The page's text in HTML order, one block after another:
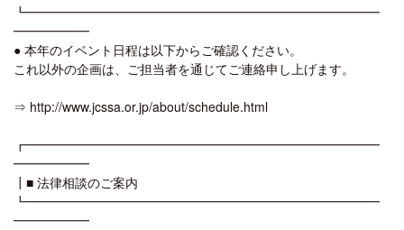
┗━━━━━━━━━━━━━━━━━━━━━━━━━━━━
━━━━━━
● 本年のイベント日程は以下からご確認ください。
これ以外の企画は、ご担当者を通じてご連絡申し上げます。
⇒ http://www.jcssa.or.jp/about/schedule.html
┏━━━━━━━━━━━━━━━━━━━━━━━━━━━━
━━━━━━
┃■ 法律相談のご案内
┗━━━━━━━━━━━━━━━━━━━━━━━━━━━━
━━━━━━